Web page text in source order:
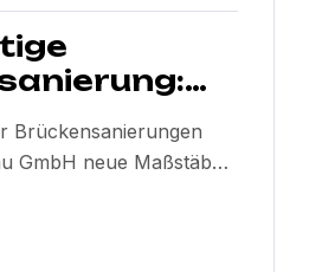
Brückensanierungen
GmbH neue Maßstäbe
Vogelarten